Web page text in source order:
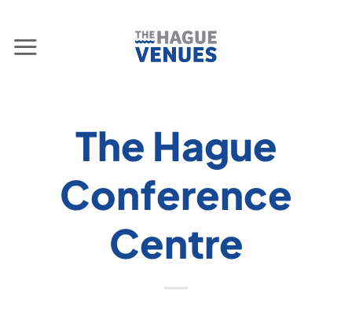
naar
The Hague
Conference
Centre